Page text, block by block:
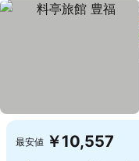
最安値 ￥10,557